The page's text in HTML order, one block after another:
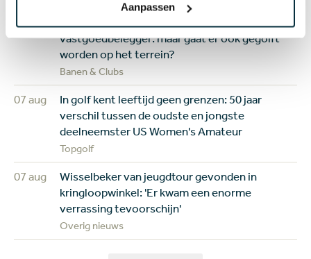
Aanpassen
07 aug
vastgoedbelegger: maar gaat er ook gegolft
worden op het terrein?
Banen & Clubs
07 aug
In golf kent leeftijd geen grenzen: 50 jaar
verschil tussen de oudste en jongste
deelneemster US Women's Amateur
Topgolf
07 aug
Wisselbeker van jeugdtour gevonden in
kringloopwinkel: 'Er kwam een enorme
verrassing tevoorschijn'
Overig nieuws